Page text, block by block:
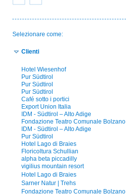
Selezionare come:
Clienti
Hotel Wiesenhof
Pur Südtirol
Pur Südtirol
Pur Südtirol
Café sotto i portici
Export Union Italia
IDM - Südtirol – Alto Adige
Fondazione Teatro Comunale Bolzano
IDM - Südtirol – Alto Adige
Pur Südtirol
Hotel Lago di Braies
Floricoltura Schullian
alpha beta piccadilly
vigilius mountain resort
Hotel Lago di Braies
Sarner Natur | Trehs
Fondazione Teatro Comunale Bolzano